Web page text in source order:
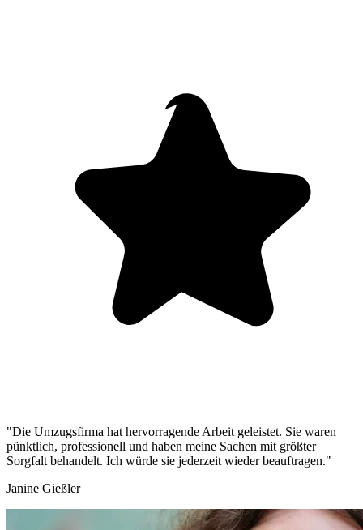
"Die Umzugsfirma hat hervorragende Arbeit geleistet. Sie waren
pünktlich, professionell und haben meine Sachen mit größter
Sorgfalt behandelt. Ich würde sie jederzeit wieder beauftragen."
Janine Gießler